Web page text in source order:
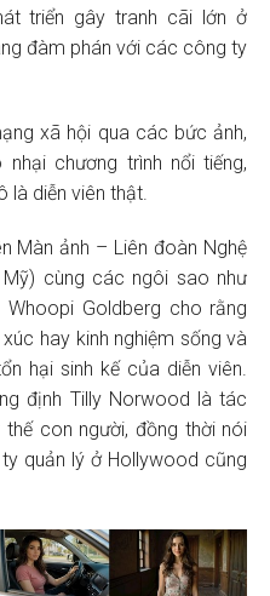
triển gây tranh cãi lớn ở
đàm phán với các công ty
xã hội qua các bức ảnh,
chương trình nổi tiếng,
là diễn viên thật.
Màn ảnh – Liên đoàn Nghệ
cùng các ngôi sao như
Whoopi Goldberg cho rằng
hay kinh nghiệm sống và
hại sinh kế của diễn viên.
định Tilly Norwood là tác
con người, đồng thời nói
quản lý ở Hollywood cũng